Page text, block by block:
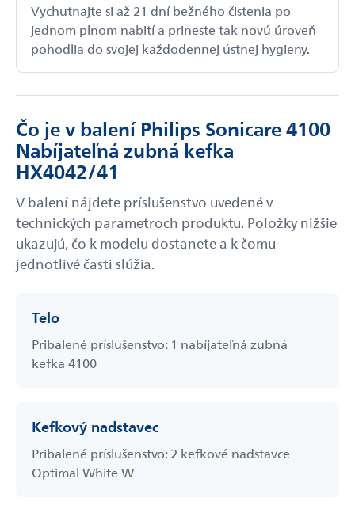
Vychutnajte si až 21 dní bežného čistenia po
jednom plnom nabití a prineste tak novú úroveň
pohodlia do svojej každodennej ústnej hygieny.
Čo je v balení Philips Sonicare 4100
Nabíjateľná zubná kefka
HX4042/41
V balení nájdete príslušenstvo uvedené v
technických parametroch produktu. Položky nižšie
ukazujú, čo k modelu dostanete a k čomu
jednotlivé časti slúžia.
Telo
Pribalené príslušenstvo: 1 nabíjateľná zubná
kefka 4100
Kefkový nadstavec
Pribalené príslušenstvo: 2 kefkové nadstavce
Optimal White W